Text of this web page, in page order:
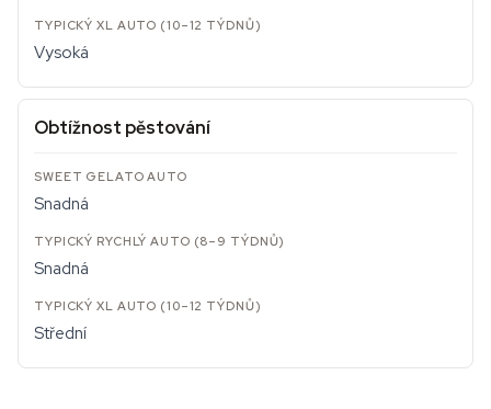
Vysoká
Obtížnost pěstování
Snadná
Snadná
Střední